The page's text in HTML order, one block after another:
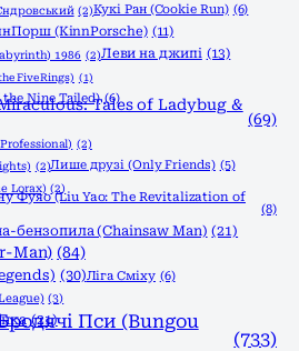
(2)Кукі Ран (Cookie Run) (6)
(KinnPorsche) (11)
1986 (2)Леви на джипі (13)
Five Rings) (1)
the Nine Tailed) (6)
Tales of Ladybug &
(69)
(2)
(2)Лише друзі (Only Friends) (5)
Lorax) (2)
Фуяо (Liu Yao: The Revitalization of
(8)
бензопила (Chainsaw Man) (21)
Man) (84)
(30)Ліга Сміху (6)
(3)
(21)
Пси (Bungou
(733)